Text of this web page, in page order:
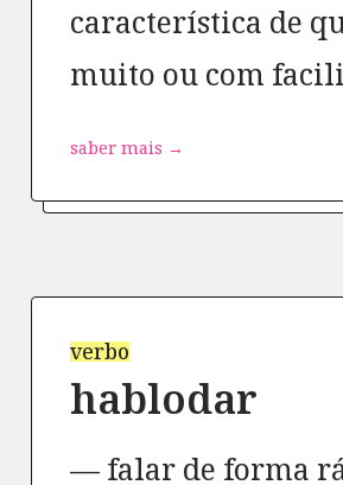
característica de
muito ou com
saber mais →
verbo
hablodar
falar de forma